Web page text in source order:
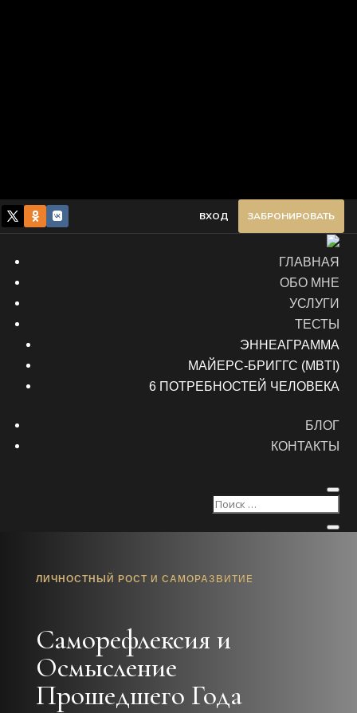
ВХОД ЗАБРОНИРОВАТЬ
ГЛАВНАЯ
ОБО МНЕ
УСЛУГИ
ТЕСТЫ
ЭННЕАГРАММА
МАЙЕРС-БРИГГС (MBTI)
6 ПОТРЕБНОСТЕЙ ЧЕЛОВЕКА
БЛОГ
КОНТАКТЫ
ЛИЧНОСТНЫЙ РОСТ И САМОРАЗВИТИЕ
Саморефлексия и
Осмысление
Прошедшего Года